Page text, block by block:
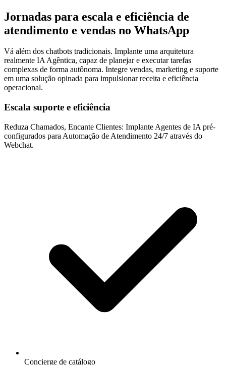
Jornadas para escala e eficiência de
atendimento e vendas no WhatsApp
Vá além dos chatbots tradicionais. Implante uma arquitetura
realmente IA Agêntica, capaz de planejar e executar tarefas
complexas de forma autônoma. Integre vendas, marketing e suporte
em uma solução opinada para impulsionar receita e eficiência
operacional.
Escala suporte e eficiência
Reduza Chamados, Encante Clientes: Implante Agentes de IA pré-
configurados para Automação de Atendimento 24/7 através do
Webchat.
Concierge de catálogo